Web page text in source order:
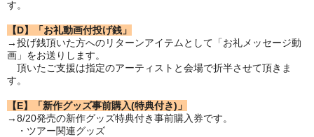
す。
【D】「お礼動画付投げ銭」
→投げ銭頂いた方へのリターンアイテムとして「お礼メッセージ動
画」をお送りします。
頂いたご支援は指定のアーティストと会場で折半させて頂きま
す。
【E】「新作グッズ事前購入(特典付き)」
→8/20発売の新作グッズ特典付き事前購入券です。
・ツアー関連グッズ